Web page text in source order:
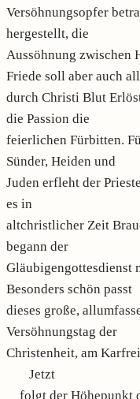
Versöhnungsopfer
hergestellt, die
Aussöhnung zwischen
Friede soll aber auch
durch Christi Blut
die Passion die
feierlichen Fürbitten.
Sünder, Heiden und
Juden erfleht der
es in
altchristlicher Zeit
begann der
Gläubigengottesdienst
Besonders schön passt
dieses große,
Versöhnungstag der
Christenheit, am
Jetzt
folgt der Höhepunkt